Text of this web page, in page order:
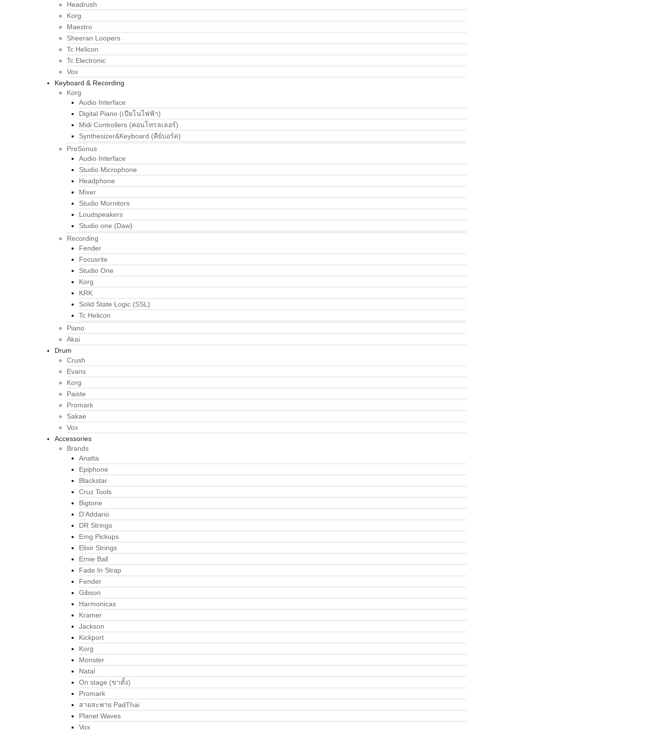
Headrush
Korg
Maestro
Sheeran Loopers
Tc Helicon
Tc Electronic
Vox
Keyboard & Recording
Korg
Audio Interface
Digital Piano (เปียโนไฟฟ้า)
Midi Controllers (คอนโทรลเลอร์)
Synthesizer&Keyboard (คีย์บอร์ด)
PreSonus
Audio Interface
Studio Microphone
Headphone
Mixer
Studio Mornitors
Loudspeakers
Studio one (Daw)
Recording
Fender
Focusrite
Studio One
Korg
KRK
Solid State Logic (SSL)
Tc Helicon
Piano
Akai
Drum
Crush
Evans
Korg
Paiste
Promark
Sakae
Vox
Accessories
Brands
Anatta
Epiphone
Blackstar
Cruz Tools
Bigtone
D’Addario
DR Strings
Emg Pickups
Elixir Strings
Ernie Ball
Fade In Strap
Fender
Gibson
Harmonicas
Kramer
Jackson
Kickport
Korg
Monster
Natal
On stage (ขาตั้ง)
Promark
สายสะพาย PadThai
Planet Waves
Vox